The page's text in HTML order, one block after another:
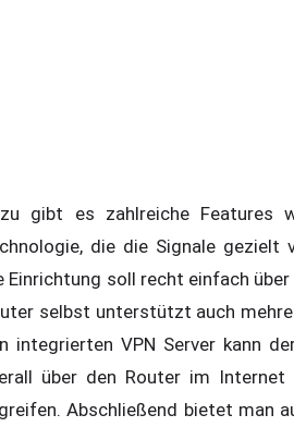
gibt es zahlreiche Features
die die Signale gezielt
Einrichtung soll recht einfach über
selbst unterstützt auch
integrierten VPN Server kann
über den Router im
Abschließend bietet man